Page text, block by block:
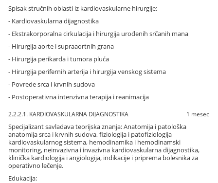
Spisak stručnih oblasti iz kardiovaskularne hirurgije:
- Kardiovaskularna dijagnostika
- Ekstrakorporalna cirkulacija i hirurgija urođenih srčanih mana
- Hirurgija aorte i supraaortnih grana
- Hirurgija perikarda i tumora pluća
- Hirurgija perifernih arterija i hirurgija venskog sistema
- Povrede srca i krvnih sudova
- Postoperativna intenzivna terapija i reanimacija
2.2.2.1. KARDIOVASKULARNA DIJAGNOSTIKA 1 mesec
Specijalizant savladava teorijska znanja: Anatomija i patološka
anatomija srca i krvnih sudova, fiziologija i patofiziologija
kardiovaskularnog sistema, hemodinamika i hemodinamski
monitoring, neinvazivna i invazivna kardiovaskularna dijagnostika,
klinička kardiologija i angiologija, indikacije i priprema bolesnika za
operativno lečenje.
Edukacija: